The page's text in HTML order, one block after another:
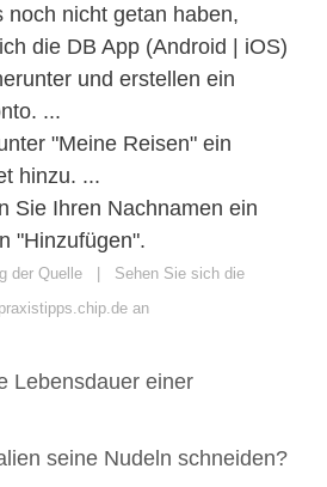
noch nicht getan haben,
die DB App (Android | iOS)
und erstellen ein
...
"Meine Reisen" ein
hinzu. ...
Sie Ihren Nachnamen ein
"Hinzufügen".
der Quelle | Sehen Sie sich die
an
Lebensdauer einer
seine Nudeln schneiden?